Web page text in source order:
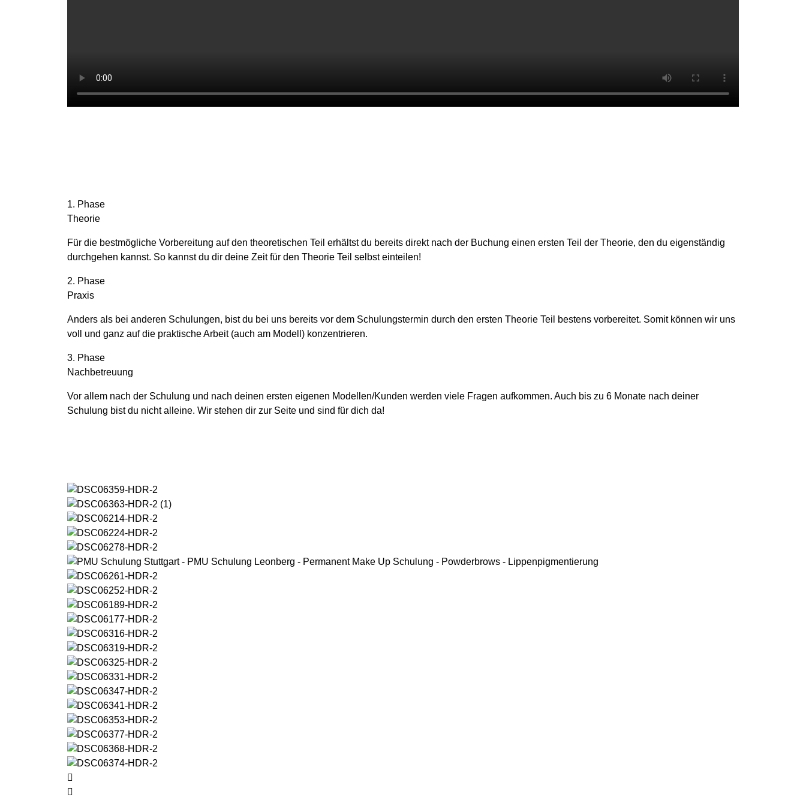
1. Phase
Theorie
Für die bestmögliche Vorbereitung auf den theoretischen Teil erhältst du bereits direkt nach der Buchung einen ersten Teil der Theorie, den du eigenständig
durchgehen kannst. So kannst du dir deine Zeit für den Theorie Teil selbst einteilen!
2. Phase
Praxis
Anders als bei anderen Schulungen, bist du bei uns bereits vor dem Schulungstermin durch den ersten Theorie Teil bestens vorbereitet. Somit können wir uns
voll und ganz auf die praktische Arbeit (auch am Modell) konzentrieren.
3. Phase
Nachbetreuung
Vor allem nach der Schulung und nach deinen ersten eigenen Modellen/Kunden werden viele Fragen aufkommen. Auch bis zu 6 Monate nach deiner
Schulung bist du nicht alleine. Wir stehen dir zur Seite und sind für dich da!